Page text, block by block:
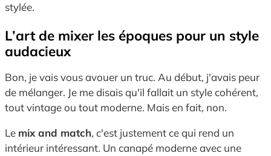
stylée.
L’art de mixer les époques pour un style
audacieux
Bon, je vais vous avouer un truc. Au début, j'avais peur
de mélanger. Je me disais qu'il fallait un style cohérent,
tout vintage ou tout moderne. Mais en fait, non.
Le mix and match, c'est justement ce qui rend un
intérieur intéressant. Un canapé moderne avec une